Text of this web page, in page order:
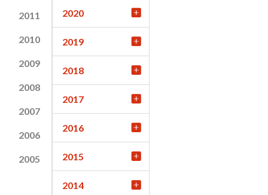
2011
2010
2009
2008
2007
2006
2005
2020
2019
2018
2017
2016
2015
2014